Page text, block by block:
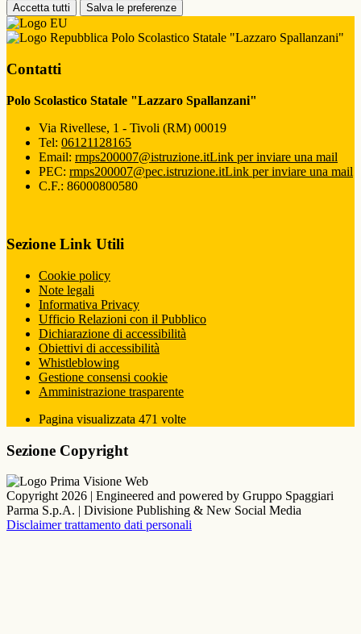
Accetta tutti Salva le preferenze
Polo Scolastico Statale "Lazzaro Spallanzani"
Contatti
Polo Scolastico Statale "Lazzaro Spallanzani"
Via Rivellese, 1 - Tivoli (RM) 00019
Tel: 06121128165
Email: rmps200007@istruzione.itLink per inviare una mail
PEC: rmps200007@pec.istruzione.itLink per inviare una mail
C.F.: 86000800580
Sezione Link Utili
Cookie policy
Note legali
Informativa Privacy
Ufficio Relazioni con il Pubblico
Dichiarazione di accessibilità
Obiettivi di accessibilità
Whistleblowing
Gestione consensi cookie
Amministrazione trasparente
Pagina visualizzata 471 volte
Sezione Copyright
Copyright 2026 | Engineered and powered by Gruppo Spaggiari
Parma S.p.A. | Divisione Publishing & New Social Media
Disclaimer trattamento dati personali